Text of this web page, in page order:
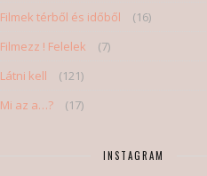
Filmek térből és időből
(16)
Filmezz ! Felelek
(7)
Látni kell
(121)
Mi az a…?
(17)
INSTAGRAM